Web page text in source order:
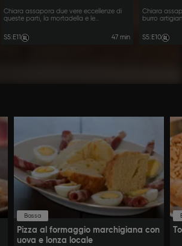
Chiara assapora due vere eccellenze di
queste parti, la mortadella e le
S5:E11 47 min
Chiara
burro
S5:E10
Bassa
Pizza al formaggio marchigiana con
uova e lonza locale